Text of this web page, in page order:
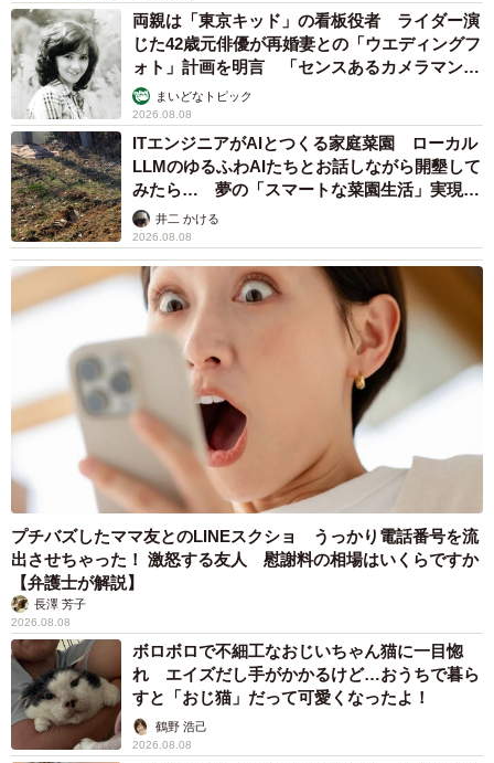
両親は「東京キッド」の看板役者 ライダー演
じた42歳元俳優が再婚妻との「ウエディングフ
ォト」計画を明言 「センスあるカメラマン求
む」まいどなトピック
2026.08.08
ITエンジニアがAIとつくる家庭菜園 ローカル
LLMのゆるふわAIたちとお話しながら開墾して
みたら… 夢の「スマートな菜園生活」実現な
るか井二 かける
2026.08.08
プチバズしたママ友とのLINEスクショ うっかり電話番号を流
出させちゃった！ 激怒する友人 慰謝料の相場はいくらですか
【弁護士が解説】
長澤 芳子
2026.08.08
ボロボロで不細工なおじいちゃん猫に一目惚
れ エイズだし手がかかるけど…おうちで暮ら
すと「おじ猫」だって可愛くなったよ！
鶴野 浩己
2026.08.08